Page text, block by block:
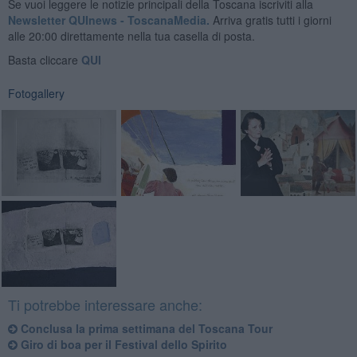
Se vuoi leggere le notizie principali della Toscana iscriviti alla
Newsletter QUInews - ToscanaMedia. Arriva gratis tutti i giorni
alle 20:00 direttamente nella tua casella di posta.
Basta cliccare QUI
Fotogallery
Ti potrebbe interessare anche:
​Conclusa la prima settimana del Toscana Tour
Giro di boa per il Festival dello Spirito